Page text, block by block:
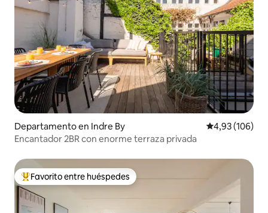
Departamento en Indre By Calificación
4,93 (106)
Encantador 2BR con enorme terraza privada
Favorito entre los huéspedes más destacados
Favorito entre huéspedes